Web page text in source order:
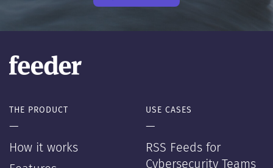
THE PRODUCT
—
How it works
USE CASES
—
RSS Feeds for
Cybersecurity Teams